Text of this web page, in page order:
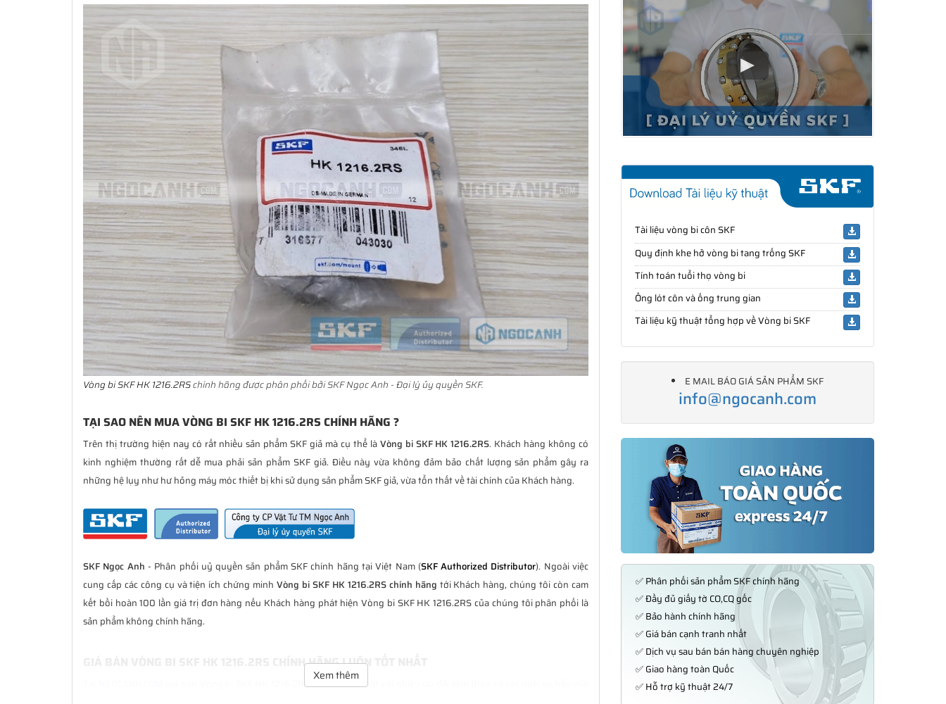
Vòng bi SKF HK 1216.2RSchính hãng được phân phối bởi SKF Ngọc Anh - Đại lý ủy quyền SKF.
TẠI SAO NÊN MUA VÒNG BI SKF HK 1216.2RS CHÍNH HÃNG ?
Trên thị trường hiện nay có rất nhiều sản phẩm SKF giả mà cụ thể làVòng bi SKF HK 1216.2RS. Khách hàng không có
kinh nghiệm thường rất dễ mua phải sản phẩm SKF giả. Điều này vừa không đảm bảo chất lượng sản phẩm gây ra
những hệ lụy như hư hỏng máy móc thiết bị khi sử dụng sản phẩm SKF giả, vừa tổn thất về tài chính của Khách hàng.
SKF Ngọc Anh - Phân phối uỷ quyền sản phẩm SKF chính hãng tại Việt Nam (SKF Authorized Distributor). Ngoài việc
cung cấp các công cụ và tiện ích chứng minhVòng bi SKF HK 1216.2RS chính hãng tới Khách hàng, chúng tôi còn cam
kết bồi hoàn 100 lần giá trị đơn hàng nếu Khách hàng phát hiện Vòng bi SKF HK 1216.2RS của chúng tôi phân phối là
sản phẩm không chính hãng.
GIÁ BÁN VÒNG BI SKF HK 1216.2RS CHÍNH HÃNG LUÔN TỐT NHẤT
giá bán Vòng bi SKF HK 1216.2RS luôn là tốt nhất với nhiều ưu đãi kèm theo và các dịch vụ hẫu mãi
Xem thêm
Tài liệu vòng bi côn SKF
Quy định khe hở vòng bi tang trống SKF
Tính toán tuổi thọ vòng bi
Ống lót côn và ống trung gian
Tài liệu kỹ thuật tổng hợp về Vòng bi SKF
E MAIL BÁO GIÁ SẢN PHẨM SKF
info@ngocanh.com
✅ Phân phối sản phẩm SKF chính hãng
✅ Đầy đủ giấy tờ CO,CQ gốc
✅ Bảo hành chính hãng
✅ Giá bán cạnh tranh nhất
✅ Dịch vụ sau bán bán hàng chuyên nghiệp
✅ Giao hàng toàn Quốc
✅ Hỗ trợ kỹ thuật 24/7